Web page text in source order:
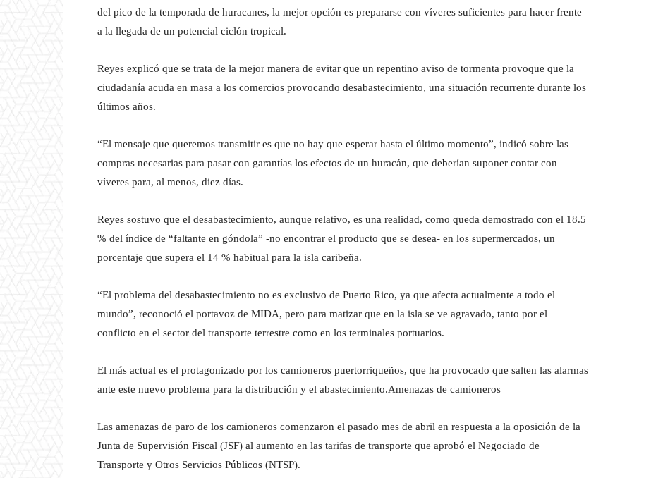
del pico de la temporada de huracanes, la mejor opción es prepararse con víveres suficientes para hacer frente
a la llegada de un potencial ciclón tropical.
Reyes explicó que se trata de la mejor manera de evitar que un repentino aviso de tormenta provoque que la
ciudadanía acuda en masa a los comercios provocando desabastecimiento, una situación recurrente durante los
últimos años.
“El mensaje que queremos transmitir es que no hay que esperar hasta el último momento”, indicó sobre las
compras necesarias para pasar con garantías los efectos de un huracán, que deberían suponer contar con
víveres para, al menos, diez días.
Reyes sostuvo que el desabastecimiento, aunque relativo, es una realidad, como queda demostrado con el 18.5
% del índice de “faltante en góndola” -no encontrar el producto que se desea- en los supermercados, un
porcentaje que supera el 14 % habitual para la isla caribeña.
“El problema del desabastecimiento no es exclusivo de Puerto Rico, ya que afecta actualmente a todo el
mundo”, reconoció el portavoz de MIDA, pero para matizar que en la isla se ve agravado, tanto por el
conflicto en el sector del transporte terrestre como en los terminales portuarios.
El más actual es el protagonizado por los camioneros puertorriqueños, que ha provocado que salten las alarmas
ante este nuevo problema para la distribución y el abastecimiento.Amenazas de camioneros
Las amenazas de paro de los camioneros comenzaron el pasado mes de abril en respuesta a la oposición de la
Junta de Supervisión Fiscal (JSF) al aumento en las tarifas de transporte que aprobó el Negociado de
Transporte y Otros Servicios Públicos (NTSP).